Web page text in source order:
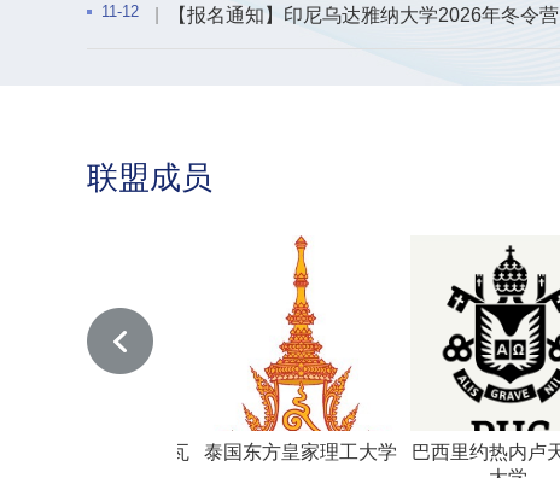
11-12 【报名通知】印尼乌达雅纳大学2026年冬令营
联盟成员
泰国东方皇家理工大学
巴西里约热内卢天主教